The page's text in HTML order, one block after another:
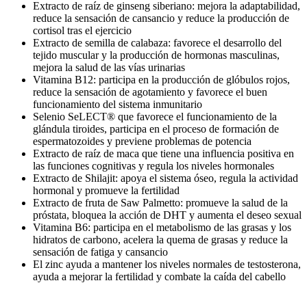
Extracto de raíz de ginseng siberiano: mejora la adaptabilidad,
reduce la sensación de cansancio y reduce la producción de
cortisol tras el ejercicio
Extracto de semilla de calabaza: favorece el desarrollo del
tejido muscular y la producción de hormonas masculinas,
mejora la salud de las vías urinarias
Vitamina B12: participa en la producción de glóbulos rojos,
reduce la sensación de agotamiento y favorece el buen
funcionamiento del sistema inmunitario
Selenio SeLECT® que favorece el funcionamiento de la
glándula tiroides, participa en el proceso de formación de
espermatozoides y previene problemas de potencia
Extracto de raíz de maca que tiene una influencia positiva en
las funciones cognitivas y regula los niveles hormonales
Extracto de Shilajit: apoya el sistema óseo, regula la actividad
hormonal y promueve la fertilidad
Extracto de fruta de Saw Palmetto: promueve la salud de la
próstata, bloquea la acción de DHT y aumenta el deseo sexual
Vitamina B6: participa en el metabolismo de las grasas y los
hidratos de carbono, acelera la quema de grasas y reduce la
sensación de fatiga y cansancio
El zinc ayuda a mantener los niveles normales de testosterona,
ayuda a mejorar la fertilidad y combate la caída del cabello